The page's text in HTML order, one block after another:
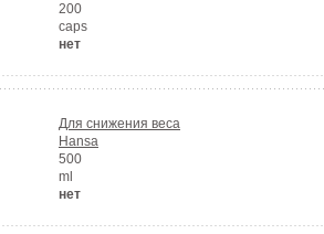
200
caps
нет
Для снижения веса
Hansa
500
ml
нет